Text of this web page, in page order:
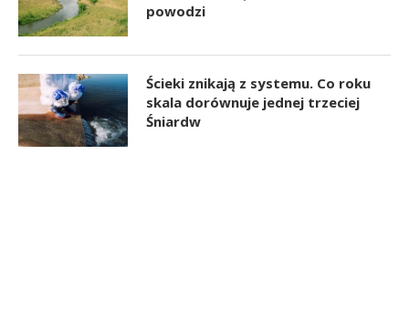
powodzi
Ścieki znikają z systemu. Co roku
skala dorównuje jednej trzeciej
Śniardw